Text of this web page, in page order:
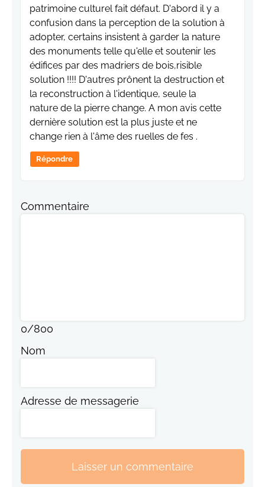
patrimoine culturel fait défaut. D'abord il y a
confusion dans la perception de la solution à
adopter, certains insistent à garder la nature
des monuments telle qu'elle et soutenir les
édifices par des madriers de bois,risible
solution !!!! D'autres prônent la destruction et
la reconstruction à l'identique, seule la
nature de la pierre change. A mon avis cette
dernière solution est la plus juste et ne
change rien à l'âme des ruelles de fes .
Répondre
Commentaire
0/800
Nom
Adresse de messagerie
Laisser un commentaire